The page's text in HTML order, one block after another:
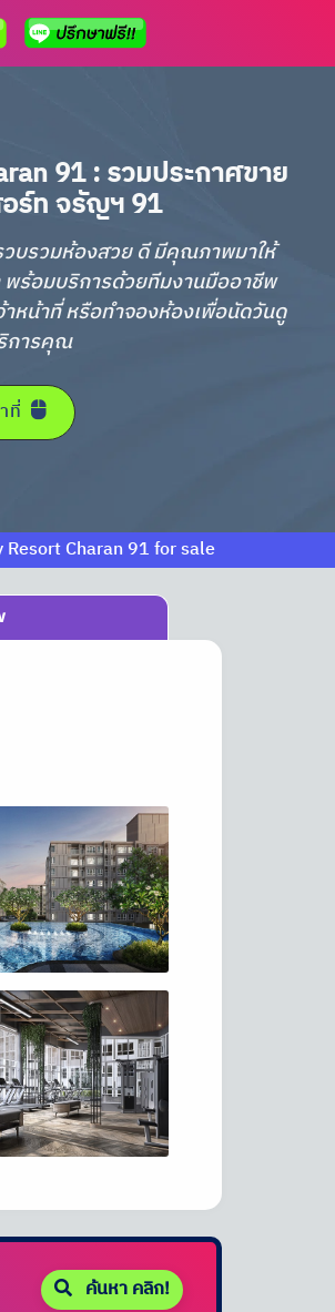
91 : รวมประกาศขาย
ร์ท จรัญฯ 91
วบรวมห้องสวย ดี มีคุณภาพมาให้
ร้อมบริการด้วยทีมงานมืออาชีพ
หน้าที่ หรือทำจองห้องเพื่อนัดวันดู
การคุณ
ที่
Resort Charan 91 for sale
ค้นหา คลิก!